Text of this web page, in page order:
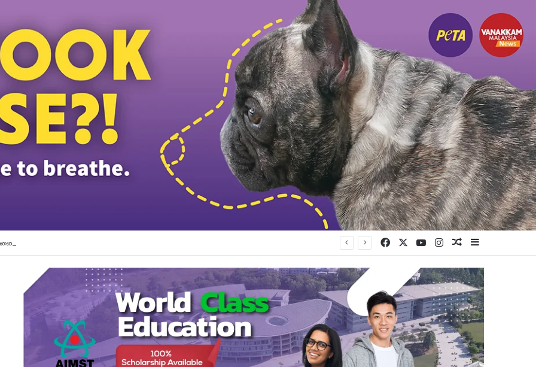
தலைவர் பதவியிலிருந்து விலக கோரினார் நூருல் இஸ்ஸா; தற்காலிக ஓய்வு வழங்கியுள்ளது கட்சி Facebook YouTubeInstagramRandom Article